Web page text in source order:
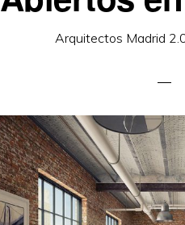
Arquitectos Madrid